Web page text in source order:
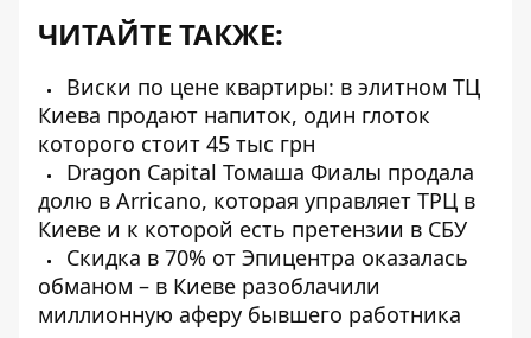
ЧИТАЙТЕ ТАКЖЕ:
Виски по цене квартиры: в элитном ТЦ
Киева продают напиток, один глоток
которого стоит 45 тыс грн
Dragon Capital Томаша Фиалы продала
долю в Arricano, которая управляет ТРЦ в
Киеве и к которой есть претензии в СБУ
Скидка в 70% от Эпицентра оказалась
обманом – в Киеве разоблачили
миллионную аферу бывшего работника